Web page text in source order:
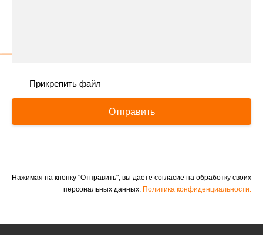
Прикрепить файл
Отправить
Нажимая на кнопку "Отправить", вы даете согласие на обработку своих
персональных данных. Политика конфиденциальности.